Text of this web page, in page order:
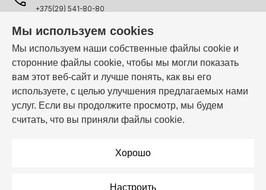
Мы используем cookies
Мы используем наши собственные файлы cookie и
сторонние файлы cookie, чтобы мы могли показать
вам этот веб-сайт и лучше понять, как вы его
используете, с целью улучшения предлагаемых нами
услуг. Если вы продолжите просмотр, мы будем
считать, что вы приняли файлы cookie.
Хорошо
Настроить
+375(29) 541-80-80
+375(44) 541-80-80
info@i-ven.by
Мы в мессенджерах:
Режим работы: Пн–Пт: 10:00 – 19:00